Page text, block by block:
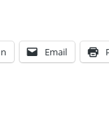
Email